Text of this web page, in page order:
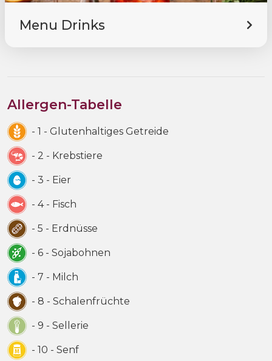
Menu Drinks
Allergen-Tabelle
- 1 - Glutenhaltiges Getreide
- 2 - Krebstiere
- 3 - Eier
- 4 - Fisch
- 5 - Erdnüsse
- 6 - Sojabohnen
- 7 - Milch
- 8 - Schalenfrüchte
- 9 - Sellerie
- 10 - Senf